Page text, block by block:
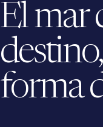
El mar
forma